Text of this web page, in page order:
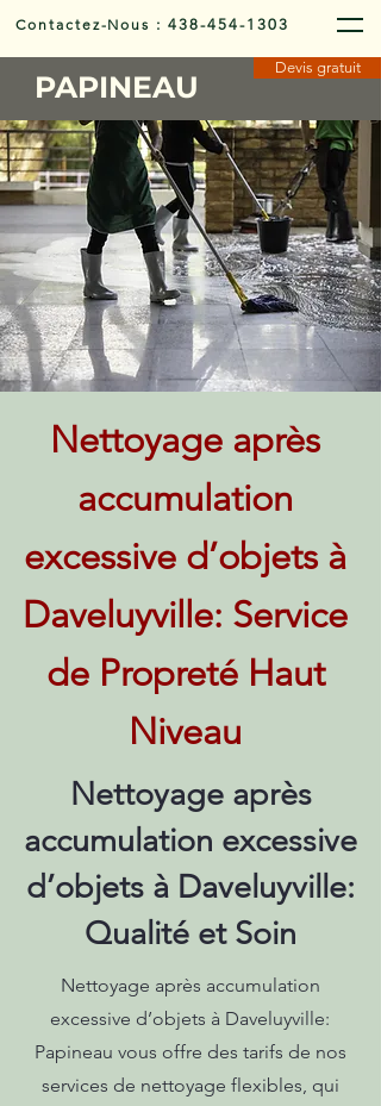
Contactez-Nous :438-454-1303
PAPINEAU
Devis gratuit
Nettoyage après
accumulation
excessive d’objets à
Daveluyville: Service
de Propreté Haut
Niveau
Nettoyage après
accumulation excessive
d’objets à Daveluyville:
Qualité et Soin
Nettoyage après accumulation
excessive d’objets à Daveluyville:
Papineau vous offre des tarifs de nos
services de nettoyage flexibles, qui